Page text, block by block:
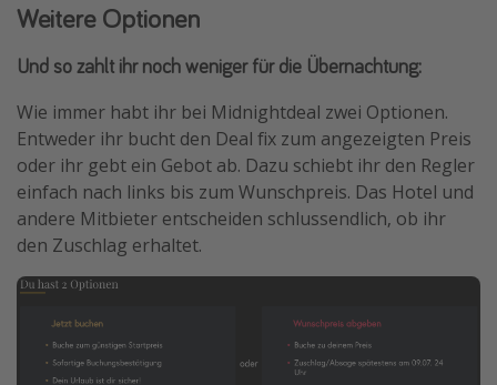
Weitere Optionen
Und so zahlt ihr noch weniger für die Übernachtung:
Wie immer habt ihr bei Midnightdeal zwei Optionen.
Entweder ihr bucht den Deal fix zum angezeigten Preis
oder ihr gebt ein Gebot ab. Dazu schiebt ihr den Regler
einfach nach links bis zum Wunschpreis. Das Hotel und
andere Mitbieter entscheiden schlussendlich, ob ihr
den Zuschlag erhaltet.